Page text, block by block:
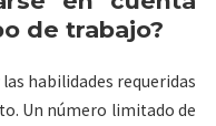
de trabajo?
habilidades requeridas
Un número limitado de